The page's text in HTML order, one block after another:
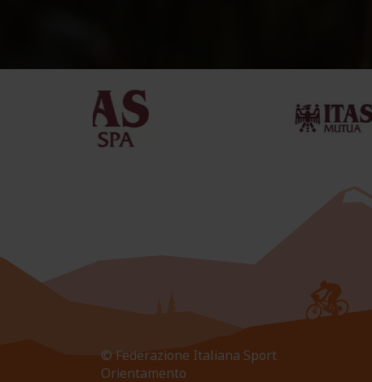
© Federazione Italiana Sport
Orientamento